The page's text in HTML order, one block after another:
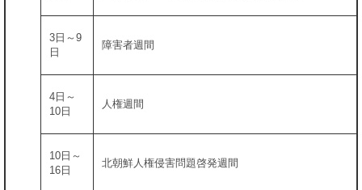
3日～9
日
障害者週間
4日～
10日
人権週間
10日～
16日
北朝鮮人権侵害問題啓発週間